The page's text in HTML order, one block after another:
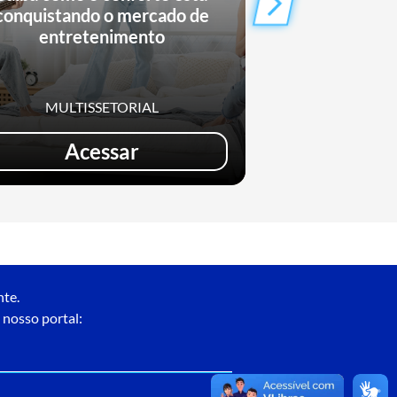
o mercado de
entretenimento
MULTISSETORIAL
Acessar
cohousing
nosso portal: